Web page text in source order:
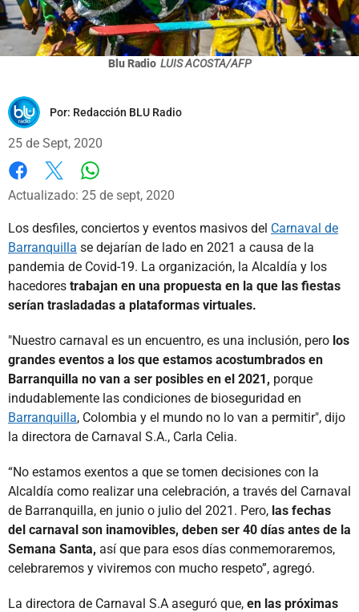
Blu Radio LUIS ACOSTA/AFP
Por: Redacción BLU Radio
25 de Sept, 2020
Facebook
X
Actualizado: 25 de sept, 2020
Los desfiles, conciertos y eventos masivos del Carnaval de
Barranquilla se dejarían de lado en 2021 a causa de la
pandemia de Covid-19. La organización, la Alcaldía y los
hacedores trabajan en una propuesta en la que las fiestas
serían trasladadas a plataformas virtuales.
"Nuestro carnaval es un encuentro, es una inclusión, pero los
grandes eventos a los que estamos acostumbrados en
Barranquilla no van a ser posibles en el 2021, porque
indudablemente las condiciones de bioseguridad en
Barranquilla, Colombia y el mundo no lo van a permitir", dijo
la directora de Carnaval S.A., Carla Celia.
“No estamos exentos a que se tomen decisiones con la
Alcaldía como realizar una celebración, a través del Carnaval
de Barranquilla, en junio o julio del 2021. Pero, las fechas
del carnaval son inamovibles, deben ser 40 días antes de la
Semana Santa, así que para esos días conmemoraremos,
celebraremos y viviremos con mucho respeto”, agregó.
La directora de Carnaval S.A aseguró que, en las próximas